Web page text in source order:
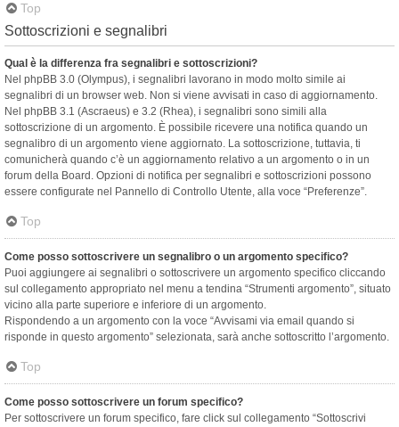
Top
Sottoscrizioni e segnalibri
Qual è la differenza fra segnalibri e sottoscrizioni?
Nel phpBB 3.0 (Olympus), i segnalibri lavorano in modo molto simile ai
segnalibri di un browser web. Non si viene avvisati in caso di aggiornamento.
Nel phpBB 3.1 (Ascraeus) e 3.2 (Rhea), i segnalibri sono simili alla
sottoscrizione di un argomento. È possibile ricevere una notifica quando un
segnalibro di un argomento viene aggiornato. La sottoscrizione, tuttavia, ti
comunicherà quando c’è un aggiornamento relativo a un argomento o in un
forum della Board. Opzioni di notifica per segnalibri e sottoscrizioni possono
essere configurate nel Pannello di Controllo Utente, alla voce “Preferenze”.
Top
Come posso sottoscrivere un segnalibro o un argomento specifico?
Puoi aggiungere ai segnalibri o sottoscrivere un argomento specifico cliccando
sul collegamento appropriato nel menu a tendina “Strumenti argomento”, situato
vicino alla parte superiore e inferiore di un argomento.
Rispondendo a un argomento con la voce “Avvisami via email quando si
risponde in questo argomento” selezionata, sarà anche sottoscritto l’argomento.
Top
Come posso sottoscrivere un forum specifico?
Per sottoscrivere un forum specifico, fare click sul collegamento “Sottoscrivi